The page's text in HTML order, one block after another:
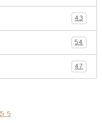
43
54
47